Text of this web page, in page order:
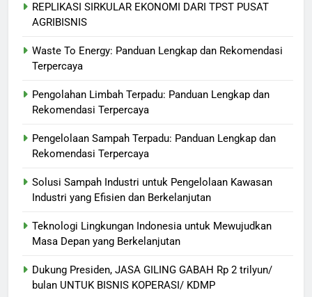
REPLIKASI SIRKULAR EKONOMI DARI TPST PUSAT
AGRIBISNIS
Waste To Energy: Panduan Lengkap dan Rekomendasi
Terpercaya
Pengolahan Limbah Terpadu: Panduan Lengkap dan
Rekomendasi Terpercaya
Pengelolaan Sampah Terpadu: Panduan Lengkap dan
Rekomendasi Terpercaya
Solusi Sampah Industri untuk Pengelolaan Kawasan
Industri yang Efisien dan Berkelanjutan
Teknologi Lingkungan Indonesia untuk Mewujudkan
Masa Depan yang Berkelanjutan
Dukung Presiden, JASA GILING GABAH Rp 2 trilyun/
bulan UNTUK BISNIS KOPERASI/ KDMP